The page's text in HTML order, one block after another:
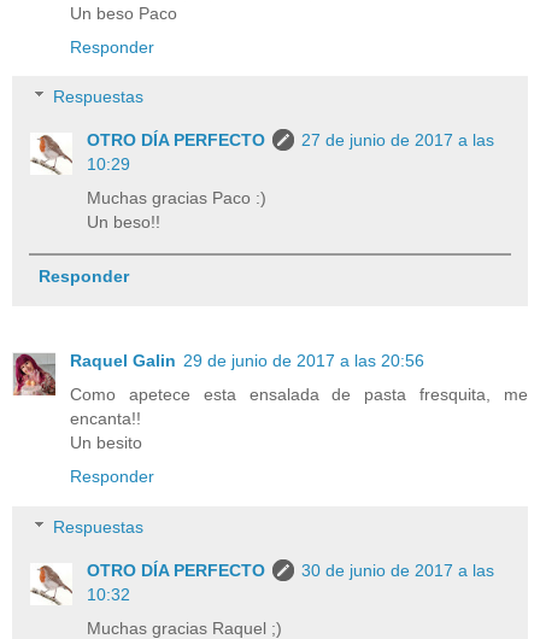
Un beso Paco
Responder
Respuestas
OTRO DÍA PERFECTO
27 de junio de 2017 a las
10:29
Muchas gracias Paco :)
Un beso!!
Responder
Raquel Galin 29 de junio de 2017 a las 20:56
Como apetece esta ensalada de pasta fresquita, me
encanta!!
Un besito
Responder
Respuestas
OTRO DÍA PERFECTO
30 de junio de 2017 a las
10:32
Muchas gracias Raquel ;)